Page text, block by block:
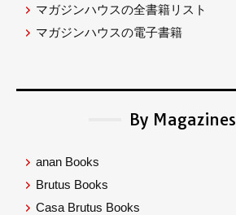
マガジンハウスの全書籍リスト
マガジンハウスの電子書籍
By Magazines
anan Books
Brutus Books
Casa Brutus Books